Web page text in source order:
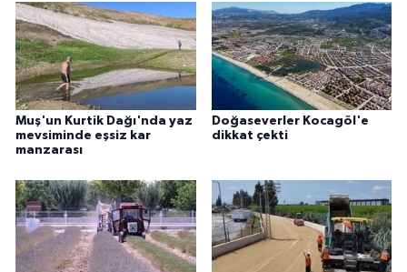
Muş'un Kurtik Dağı'nda yaz
mevsiminde eşsiz kar
manzarası
Doğaseverler Kocagöl'e
dikkat çekti